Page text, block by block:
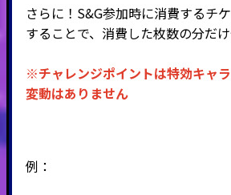
さらに！S&G参加時に消費するチ
することで、消費した枚数の分だ
※チャレンジポイントは特効キャ
変動はありません
例：